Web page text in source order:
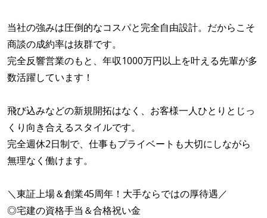
当社の強みは圧倒的なコスパと完全自由設計。だからこそ
商談の成約率は抜群です。
完全反響営業のもと、年収1000万円以上を叶える先輩が多
数活躍しています！
飛び込みなどの新規開拓はなく、お客様一人ひとりとじっ
くり向き合えるスタイルです。
完全週休2日制で、仕事もプライベートも大切にしながら
無理なく働けます。
＼東証上場＆創業45周年！大手ならではの厚待遇／
◎宅建の資格手当＆合格祝い金